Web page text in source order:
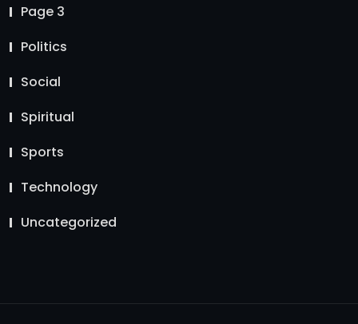
Page 3
Politics
Social
Spiritual
Sports
Technology
Uncategorized